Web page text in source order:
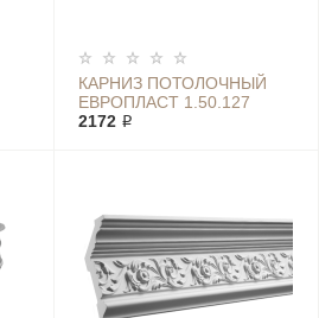
КАРНИЗ ПОТОЛОЧНЫЙ
ЕВРОПЛАСТ 1.50.127
2172 ₽